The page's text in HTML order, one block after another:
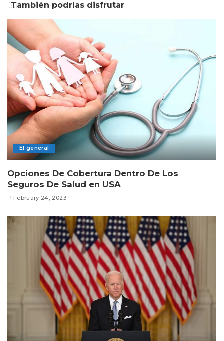
También podrías disfrutar
El general
Opciones De Cobertura Dentro De Los
Seguros De Salud en USA
February 24, 2023